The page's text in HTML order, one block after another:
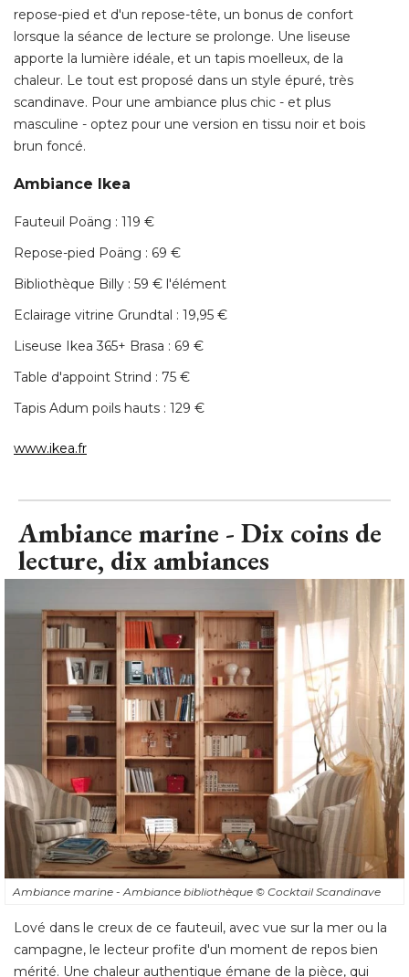
scandinave. Pour une ambiance plus chic - et plus
masculine - optez pour une version en tissu noir et bois
brun foncé.
Ambiance Ikea
Fauteuil Poäng : 119 €
Eclairage vitrine Grundtal : 19,95 €
Liseuse Ikea 365+ Brasa : 69 €
Table d'appoint Strind : 75 €
Tapis Adum poils hauts : 129 €
Ambiance marine - Dix coins de
Ambiance marine - Ambiance bibliothèque © Cocktail Scandinave
Lové dans le creux de ce fauteuil, avec vue sur la mer ou la
campagne, le lecteur profite d'un moment de repos bien
mérité. Une chaleur authentique émane de la pièce, qui
Le bois nature, sans vernis, est le matériau roi ici. En coloris
clair, pour ne pas assombrir la pièce, il est associé à des